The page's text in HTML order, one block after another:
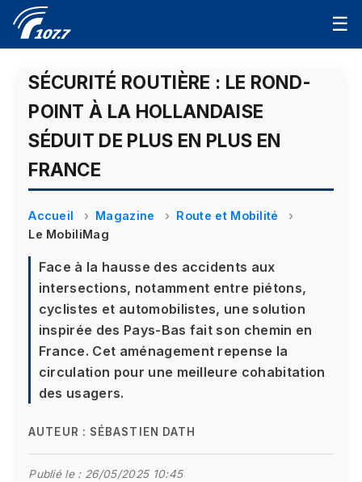
☰
SÉCURITÉ ROUTIÈRE : LE ROND-
POINT À LA HOLLANDAISE
SÉDUIT DE PLUS EN PLUS EN
FRANCE
Accueil Magazine
Route et Mobilité
Le MobiliMag
Face à la hausse des accidents aux
intersections, notamment entre piétons,
cyclistes et automobilistes, une solution
inspirée des Pays-Bas fait son chemin en
France. Cet aménagement repense la
circulation pour une meilleure cohabitation
des usagers.
AUTEUR : SÉBASTIEN DATH
Publié le : 26/05/2025 10:45